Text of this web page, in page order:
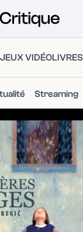
JEUX VIDÉOLIVRES
Streaming